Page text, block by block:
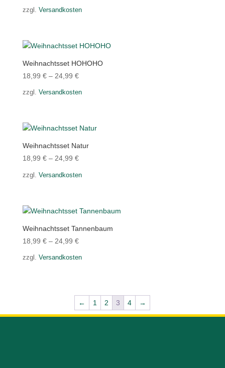
zzgl. Versandkosten
Weihnachtsset HOHOHO
18,99 €– 24,99 €
zzgl. Versandkosten
Weihnachtsset Natur
18,99 €– 24,99 €
zzgl. Versandkosten
Weihnachtsset Tannenbaum
18,99 €– 24,99 €
zzgl. Versandkosten
← 1 2 3 4 →